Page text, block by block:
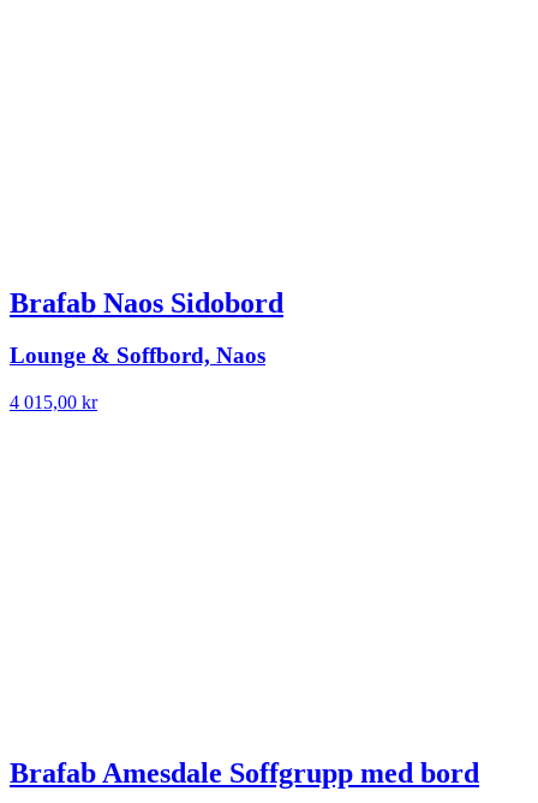
Brafab Naos Sidobord
Lounge & Soffbord, Naos
4 015,00 kr
Brafab Amesdale Soffgrupp med bord